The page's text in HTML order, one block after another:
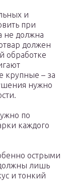
и
при
не должна
должен
обработке
крупные – за
нужно
по
каждого
острыми
лишь
и тонкий